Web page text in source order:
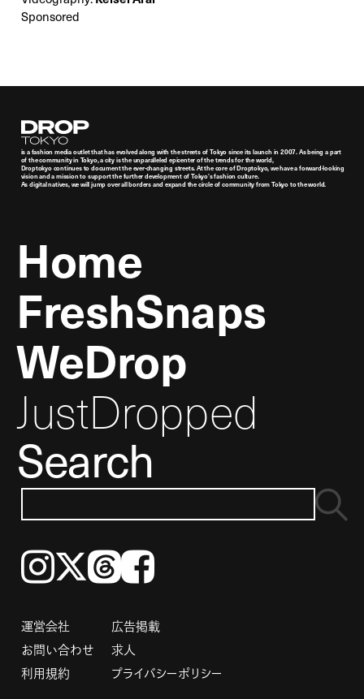
Sponsored
Droptokyo
is a fashion media outlet that has evolved along with the streets of Tokyo since its launch in 2007. As being a part
of the community in Tokyo, a city is the unparalleled epicenter of the trends for the world,
Droptokyo continues to document the ever-changing streets. At the core of Droptokyo, we have a forward-looking
vision and a mission to support the further development of Tokyo’s fashion culture.
As digital natives, we will jump over all borders and expand the circle of community from Tokyo to the world.
Home
FreshSnaps
WeDrop
JustDropped
Search
Instagram𝕏ThreadsFacebook
運営会社
広告掲載
お問い合わせ
求人
利用規約
プライバシーポリシー